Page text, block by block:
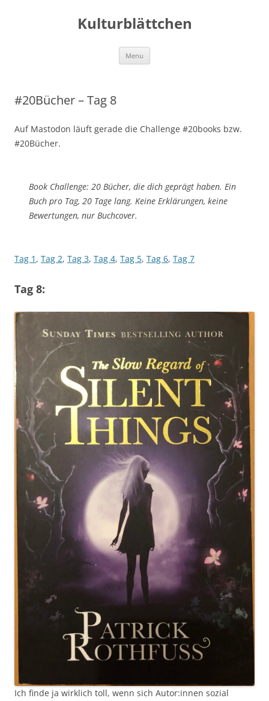
Kulturblättchen
Menu
#20Bücher – Tag 8
Auf Mastodon läuft gerade die Challenge #20books bzw.
#20Bücher.
Book Challenge: 20 Bücher, die dich geprägt haben. Ein
Buch pro Tag, 20 Tage lang. Keine Erklärungen, keine
Bewertungen, nur Buchcover.
Tag 1 , Tag 2, Tag 3, Tag 4, Tag 5, Tag 6, Tag 7
Tag 8:
Ich finde ja wirklich toll, wenn sich Autor:innen sozial